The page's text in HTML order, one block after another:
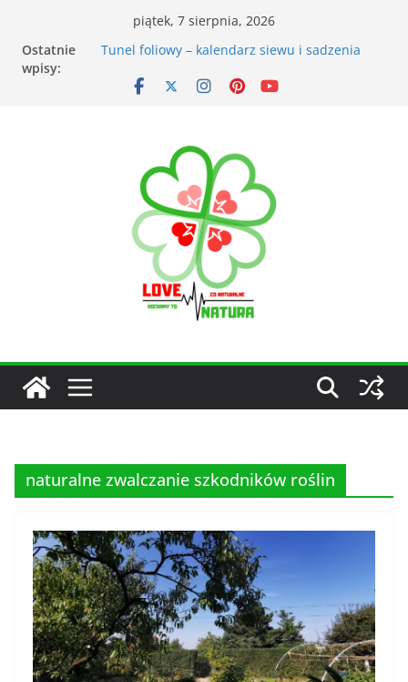
piątek, 7 sierpnia, 2026
Ostatnie
wpisy:
Przyrządy do pomiarów meteorologicznych
warzyw
Narzędzia ogrodnicze nieocenionym
wsparciem w ogrodzie
naturalne zwalczanie szkodników roślin